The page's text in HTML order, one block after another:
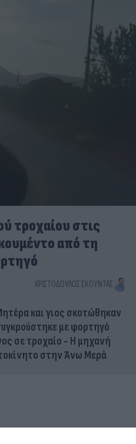
τροχαίου στις
από τη
ΧΡΙΣΤΌΔΟΥΛΟΣ ΣΚΟΎΝΤΑΣ
και γιος σκοτώθηκαν
με φορτηγό
σε τροχαίο - Η μηχανή
στην Άνω Μερά